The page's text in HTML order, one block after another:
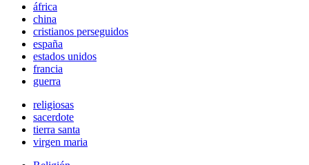
áfrica
china
cristianos perseguidos
españa
estados unidos
francia
guerra
religiosas
sacerdote
tierra santa
virgen maria